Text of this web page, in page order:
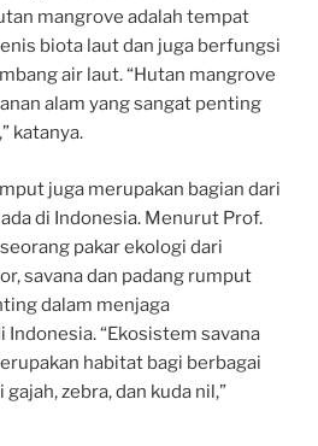
mangrove adalah tempat
biota laut dan juga berfungsi
air laut. “Hutan mangrove
alam yang sangat penting
katanya.
juga merupakan bagian dari
di Indonesia. Menurut Prof.
pakar ekologi dari
savana dan padang rumput
dalam menjaga
Indonesia. “Ekosistem savana
habitat bagi berbagai
zebra, dan kuda nil,”